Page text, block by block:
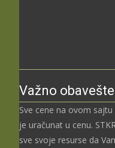
Važno
Sve cene na ovom
je uračunat u cenu.
sve svoje resurse da